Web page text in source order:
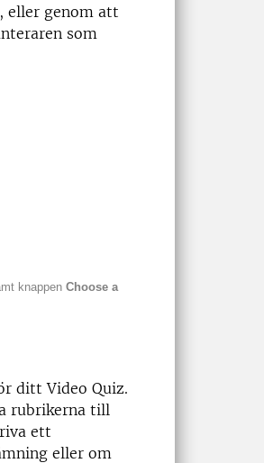
eller genom att
som
knappen Choose a
ditt Video Quiz.
rubrikerna till
ett
eller om